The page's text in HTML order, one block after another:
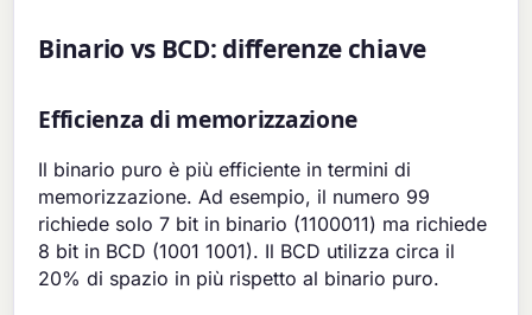
Binario vs BCD: differenze chiave
Efficienza di memorizzazione
Il binario puro è più efficiente in termini di
memorizzazione. Ad esempio, il numero 99
richiede solo 7 bit in binario (1100011) ma richiede
8 bit in BCD (1001 1001). Il BCD utilizza circa il
20% di spazio in più rispetto al binario puro.